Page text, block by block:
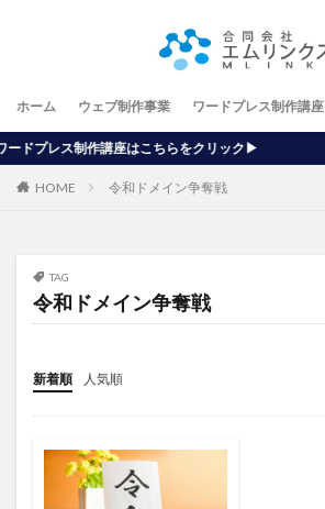
ホーム ウェブ制作事業 ワードプレス制作講座
こちらをクリック▶
HOME 令和ドメイン争奪戦
TAG
令和ドメイン争奪戦
新着順 人気順